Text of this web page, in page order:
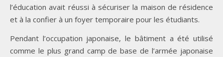
l’éducation avait réussi à sécuriser la maison de résidence
et à la confier à un foyer temporaire pour les étudiants.
Pendant l’occupation japonaise, le bâtiment a été utilisé
comme le plus grand camp de base de l’armée japonaise